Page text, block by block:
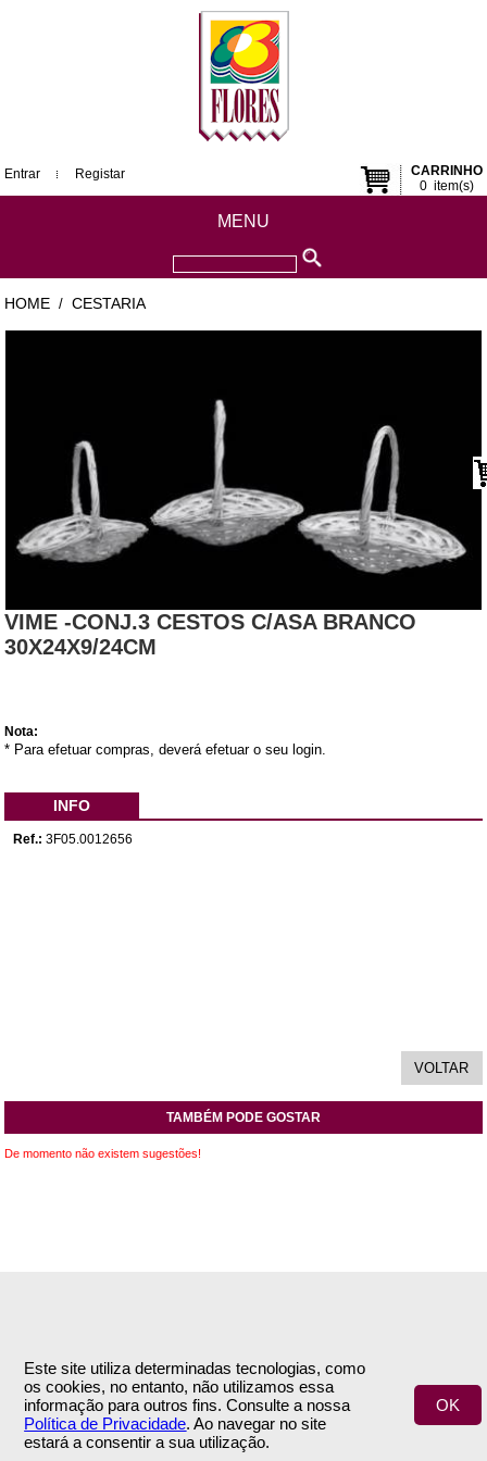
Este site utiliza determinadas tecnologias, como
os cookies, no entanto, não utilizamos essa
informação para outros fins. Consulte a nossa
Política de Privacidade. Ao navegar no site
estará a consentir a sua utilização.
OK
CARRINHO
0item(s)
Entrar Registar
MENU
HOME / CESTARIA
VIME -CONJ.3 CESTOS C/ASA BRANCO
30X24X9/24CM
Nota:
* Para efetuar compras, deverá efetuar o seu login.
INFO
Ref.: 3F05.0012656
TAMBÉM PODE GOSTAR
De momento não existem sugestões!
Empresa
Termos e Condições
Política de Privacidade
Contactos
Encomendas & Pagamentos
Envio
Trocas & Devoluções